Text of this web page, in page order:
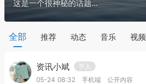
，华夏中医人：家门口的中医人！
节气气象
这是一个很神秘的话题...
全部 推荐 动态 音乐 视频
资讯小斌
平人
05-24 08:32
手机端 公开内容